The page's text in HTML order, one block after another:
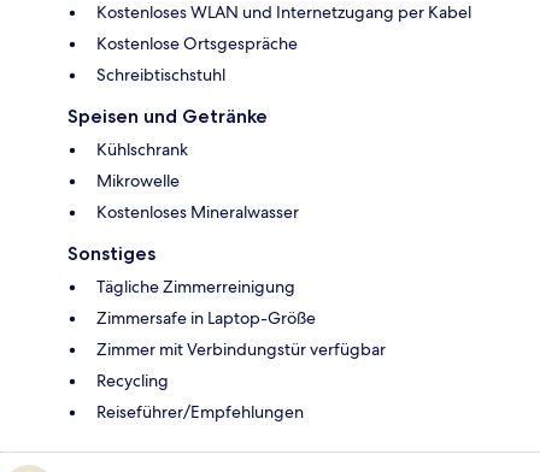
Kostenloses WLAN und Internetzugang per Kabel
Kostenlose Ortsgespräche
Schreibtischstuhl
Speisen und Getränke
Kühlschrank
Mikrowelle
Kostenloses Mineralwasser
Sonstiges
Tägliche Zimmerreinigung
Zimmersafe in Laptop-Größe
Zimmer mit Verbindungstür verfügbar
Recycling
Reiseführer/Empfehlungen